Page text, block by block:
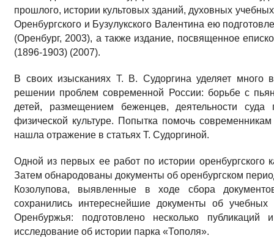
прошлого, истории культовых зданий, духовных
Оренбургского и Бузулукского Валентина ею
(Оренбург, 2003), а также издание, посвященное
(1896-1903) (2007).
В своих изысканиях Т. В. Судоргина уделяет много
решении проблем современной России: борьбе с
детей, размещением беженцев, деятельности
физической культуре. Попытка помочь
нашла отражение в статьях Т. Судоргиной.
Одной из первых ее работ по истории оренбургского
Затем обнародованы документы об оренбургском
Козолупова, выявленные в ходе сбора
сохранились интереснейшие документы об
Оренбуржья: подготовлено несколько
исследование об истории парка «Тополя».